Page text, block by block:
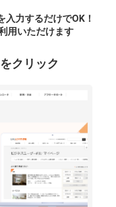
力するだけでOK！
用いただけます
クリック